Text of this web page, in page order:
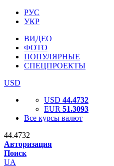
РУС
УКР
ВИДЕО
ФОТО
ПОПУЛЯРНЫЕ
СПЕЦПРОЕКТЫ
USD
USD 44.4732
EUR 51.3093
Все курсы валют
44.4732
Авторизация
Поиск
UA